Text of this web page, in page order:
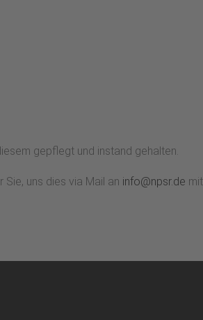
gepflegt und instand gehalten.
uns dies via Mail an info@npsr.de